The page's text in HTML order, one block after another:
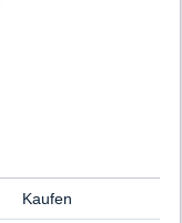
Kaufen